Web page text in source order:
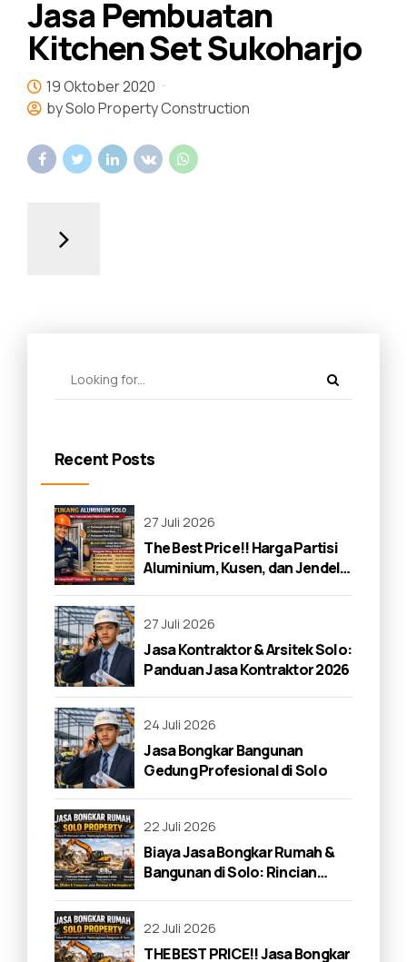
Jasa Pembuatan
Kitchen Set Sukoharjo
19 Oktober 2020
by Solo Property Construction
Recent Posts
27 Juli 2026
The Best Price!! Harga Partisi
Aluminium, Kusen, dan Jendela
27 Juli 2026
Jasa Kontraktor & Arsitek Solo:
Panduan Jasa Kontraktor 2026
24 Juli 2026
Jasa Bongkar Bangunan
Gedung Profesional di Solo
22 Juli 2026
Biaya Jasa Bongkar Rumah &
Bangunan di Solo: Rincian
22 Juli 2026
THE BEST PRICE!! Jasa Bongkar